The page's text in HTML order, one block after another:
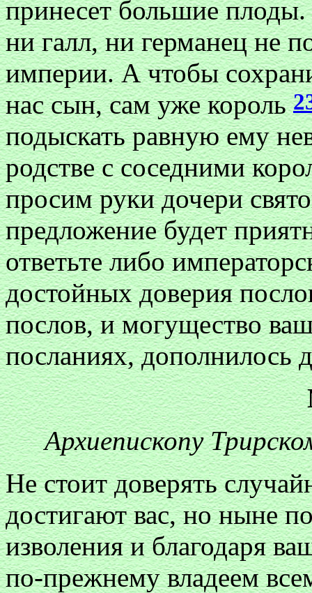
принесет большие
ни галл, ни германец не
империи. А чтобы
нас сын, сам уже король
подыскать равную ему
родстве с соседними
просим руки дочери
предложение будет
ответьте либо
достойных доверия
послов, и могущество
посланиях, дополнилось
Архиепископу
Не стоит доверять
достигают вас, но ныне
изволения и благодаря
по-прежнему владеем